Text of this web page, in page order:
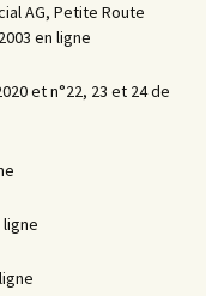
AG, Petite Route
en ligne
et n°22, 23 et 24 de
ligne